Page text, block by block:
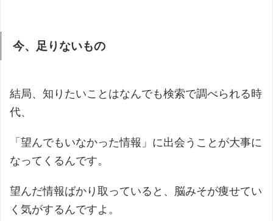
今、足りないもの
結局、知りたいことはなんでも検索で調べられる時
代、
「望んでもいなかった情報」に出会うことが大事に
なってくるんです。
望んだ情報ばかり取っていると、脳みそが痩せてい
く気がするんですよ。